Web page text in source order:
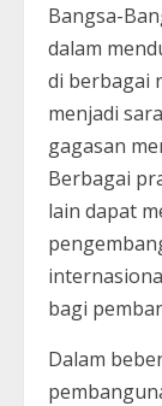
Bangsa-
dalam
di berbagai
menjadi
gagasan
Berbagai
lain dapat
bagi
Dalam